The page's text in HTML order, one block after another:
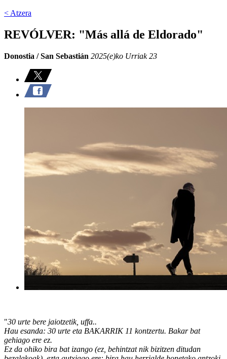
< Atzera
REVÓLVER: "Más allá de Eldorado"
Donostia / San Sebastián 2025(e)ko Urriak 23
"30 urte bere jaiotzetik, uffa..
Hau esanda: 30 urte eta BAKARRIK 11 kontzertu. Bakar bat
gehiago ere ez.
Ez da ohiko bira bat izango (ez, behintzat nik bizitzen ditudan